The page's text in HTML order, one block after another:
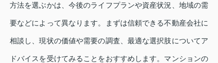
方法を選ぶかは、今後のライフプランや資産状況、地域の需
要などによって異なります。まずは信頼できる不動産会社に
相談し、現状の価値や需要の調査、最適な選択肢についてア
ドバイスを受けてみることをおすすめします。マンションの